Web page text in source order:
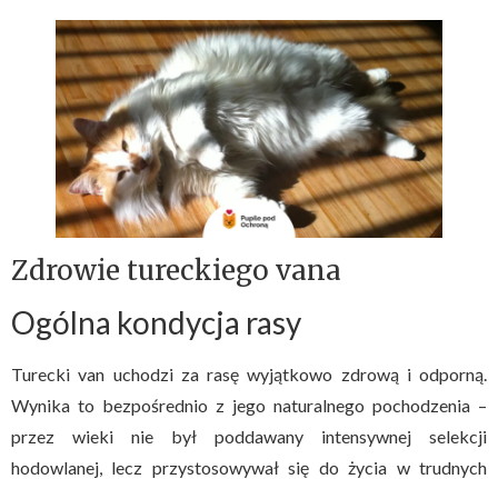
Zdrowie tureckiego vana
Ogólna kondycja rasy
Turecki van uchodzi za rasę wyjątkowo zdrową i odporną.
Wynika to bezpośrednio z jego naturalnego pochodzenia –
przez wieki nie był poddawany intensywnej selekcji
hodowlanej, lecz przystosowywał się do życia w trudnych